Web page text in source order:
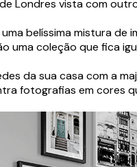
Londres vista com
belíssima mistura
uma coleção que fica
da sua casa com a
fotografias em cores